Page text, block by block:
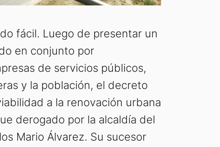
fácil. Luego de presentar un
en conjunto por
de servicios públicos,
y la población, el decreto
a la renovación urbana
derogado por la alcaldía del
Mario Álvarez. Su sucesor